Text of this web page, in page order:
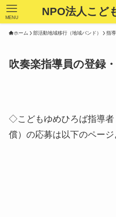
NPO法人こど
MENU
ホーム 部活動地域移行（地域バンド） 指
吹奏楽指導員の登録
◇こどもゆめひろば指導者
償）の応募は以下のページ